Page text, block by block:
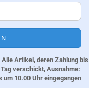
Artikel, deren Zahlung bis
verschickt, Ausnahme:
10.00 Uhr eingegangen